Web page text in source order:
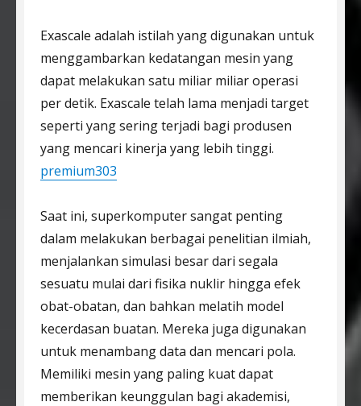
Exascale adalah istilah yang digunakan untuk
menggambarkan kedatangan mesin yang
dapat melakukan satu miliar miliar operasi
per detik. Exascale telah lama menjadi target
seperti yang sering terjadi bagi produsen
yang mencari kinerja yang lebih tinggi.
premium303
Saat ini, superkomputer sangat penting
dalam melakukan berbagai penelitian ilmiah,
menjalankan simulasi besar dari segala
sesuatu mulai dari fisika nuklir hingga efek
obat-obatan, dan bahkan melatih model
kecerdasan buatan. Mereka juga digunakan
untuk menambang data dan mencari pola.
Memiliki mesin yang paling kuat dapat
memberikan keunggulan bagi akademisi,